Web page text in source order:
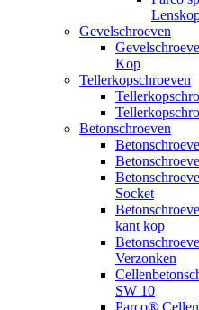
Gevelschroeven
Kop
Tellerkopschroeven
Betonschroeven
Socket
kant kop
Verzonken
SW 10